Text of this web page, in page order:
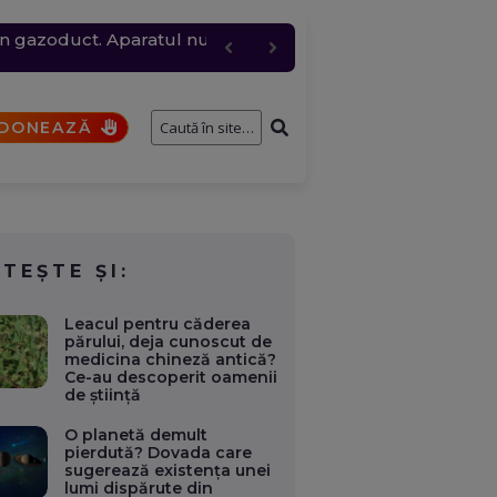
gazoduct. Aparatul nu
rafale de peste 80
de patru ani, au
întâmplă cu cererile și
trimite mai multă apă
ȘI:
Leacul pentru căderea
părului, deja cunoscut de
medicina chineză antică?
Ce-au descoperit oamenii
de știință
O planetă demult
pierdută? Dovada care
sugerează existența unei
lumi dispărute din